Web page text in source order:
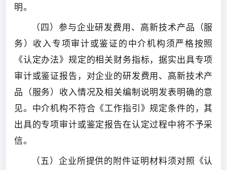
明。
（四）参与企业研发费用、高新技术产品（服
务）收入专项审计或鉴证的中介机构须严格按照
《认定办法》规定的相关财务指标，据实出具专项
审计或鉴证报告，对企业的研发费用、高新技术产
品（服务）收入情况及相关编制说明发表明确的意
见。中介机构不符合《工作指引》规定条件的，其
出具的专项审计或鉴定报告在认定过程中将不予采
信。
（五）企业所提供的附件证明材料须对照《认